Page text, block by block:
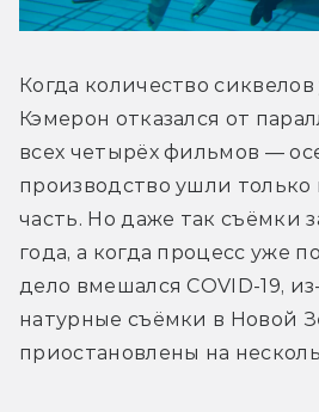
Когда количество
Кэмерон отказался от
всех четырёх фильмов —
производство ушли только
часть. Но даже так съёмки
года, а когда процесс уже
дело вмешался COVID-19,
натурные съёмки в Новой
приостановлены на